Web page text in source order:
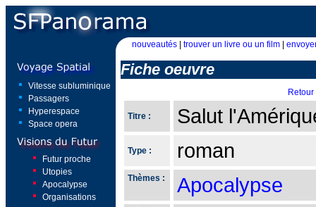
nouveautés trouver un livre ou un film
Vitesse subluminique
Passagers
Hyperespace
Space opera
Futur proche
Utopies
Apocalypse
Organisations
Fiche oeuvre
Retour
Titre : Salut
Type : roman
Thèmes : Apocalypse